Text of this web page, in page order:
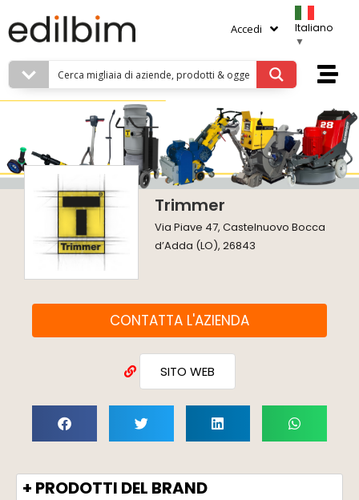
Accedi
Italiano
▼
Trimmer
Via Piave 47, Castelnuovo Bocca
d’Adda (LO), 26843
CONTATTA L'AZIENDA
SITO WEB
+ PRODOTTI DEL BRAND